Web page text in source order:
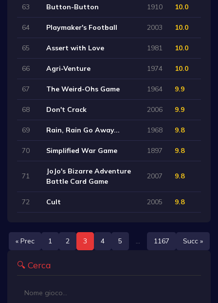
63 Button-Button 1910 10.0
64 Playmaker's Football 2003 10.0
65 Assert with Love 1981 10.0
66 Agri-Venture 1974 10.0
67 The Weird-Ohs Game 1964 9.9
68 Don't Crack 2006 9.9
69 Rain, Rain Go Away... 1968 9.8
70 Simplified War Game 1897 9.8
71
JoJo's Bizarre Adventure
Battle Card Game
2007 9.8
72 Cult 2005 9.8
« Prec 1 2 3 4 5 1167 Succ »
🔍 Cerca